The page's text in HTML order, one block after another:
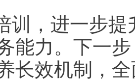
训，进一步
能力。下一
长效机制，